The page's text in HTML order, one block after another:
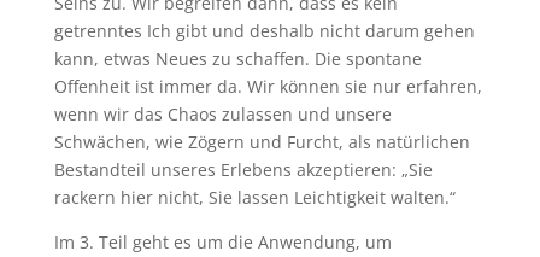
getrenntes Ich gibt und deshalb nicht darum gehen
kann, etwas Neues zu schaffen. Die spontane
Offenheit ist immer da. Wir können sie nur erfahren,
wenn wir das Chaos zulassen und unsere
Schwächen, wie Zögern und Furcht, als natürlichen
Bestandteil unseres Erlebens akzeptieren: „Sie
rackern hier nicht, Sie lassen Leichtigkeit walten.“
Im 3. Teil geht es um die Anwendung, um